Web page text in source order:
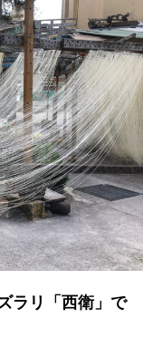
ラリ「西衛」で